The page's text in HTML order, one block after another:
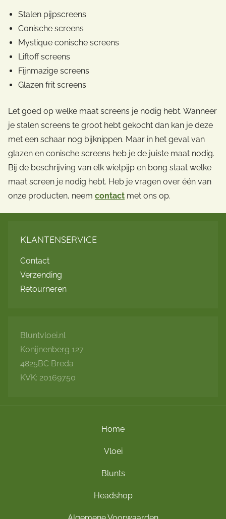
Stalen pijpscreens
Conische screens
Mystique conische screens
Liftoff screens
Fijnmazige screens
Glazen frit screens
Let goed op welke maat screens je nodig hebt. Wanneer
je stalen screens te groot hebt gekocht dan kan je deze
met een schaar nog bijknippen. Maar in het geval van
glazen en conische screens heb je de juiste maat nodig.
Bij de beschrijving van elk wietpijp en bong staat welke
maat screen je nodig hebt. Heb je vragen over één van
onze producten, neem contact met ons op.
KLANTENSERVICE
Contact
Verzending
Retourneren
Bluntvloei.nl
Konijnenberg 127
4825BC Breda
KVK: 20169750
Home
Vloei
Blunts
Headshop